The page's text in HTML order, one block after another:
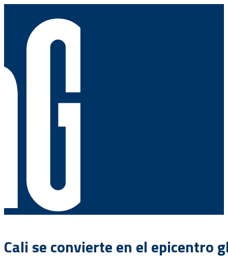
Cali se convierte en el epicentro